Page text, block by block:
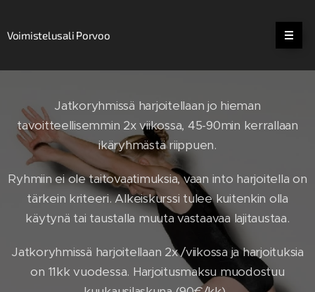
Voimistelusali Porvoo
Jatkoryhmissä harjoitellaan jo hieman
tavoitteellisemmin 2x viikossa, 45-90min kerrallaan
ikäryhmästä riippuen.
Ryhmiin ei ole taitovaatimuksia, vaan into harjoitella on
tärkein kriteeri. Alkeiskurssi tulee kuitenkin olla
käytynä tai taustalla muuta vastaavaa lajitaustaa.
Jatkoryhmissä harjoitellaan 2x /viikossa ja harjoituksia
on 11kk vuodessa. Harjoitusmaksu muodostuu